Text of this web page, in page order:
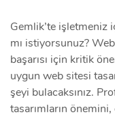
Gemlik’te işletmeniz
mı istiyorsunuz?
başarısı için kritik
uygun web sitesi
şeyi bulacaksınız.
tasarımların